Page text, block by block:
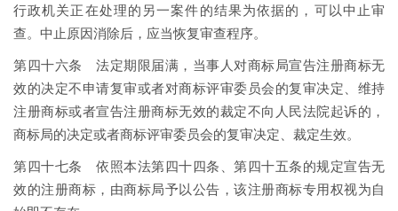
行政机关正在处理的另一案件的结果为依据的，可以中止审
查。中止原因消除后，应当恢复审查程序。
第四十六条 法定期限届满，当事人对商标局宣告注册商标无
效的决定不申请复审或者对商标评审委员会的复审决定、维持
注册商标或者宣告注册商标无效的裁定不向人民法院起诉的，
商标局的决定或者商标评审委员会的复审决定、裁定生效。
第四十七条 依照本法第四十四条、第四十五条的规定宣告无
效的注册商标，由商标局予以公告，该注册商标专用权视为自